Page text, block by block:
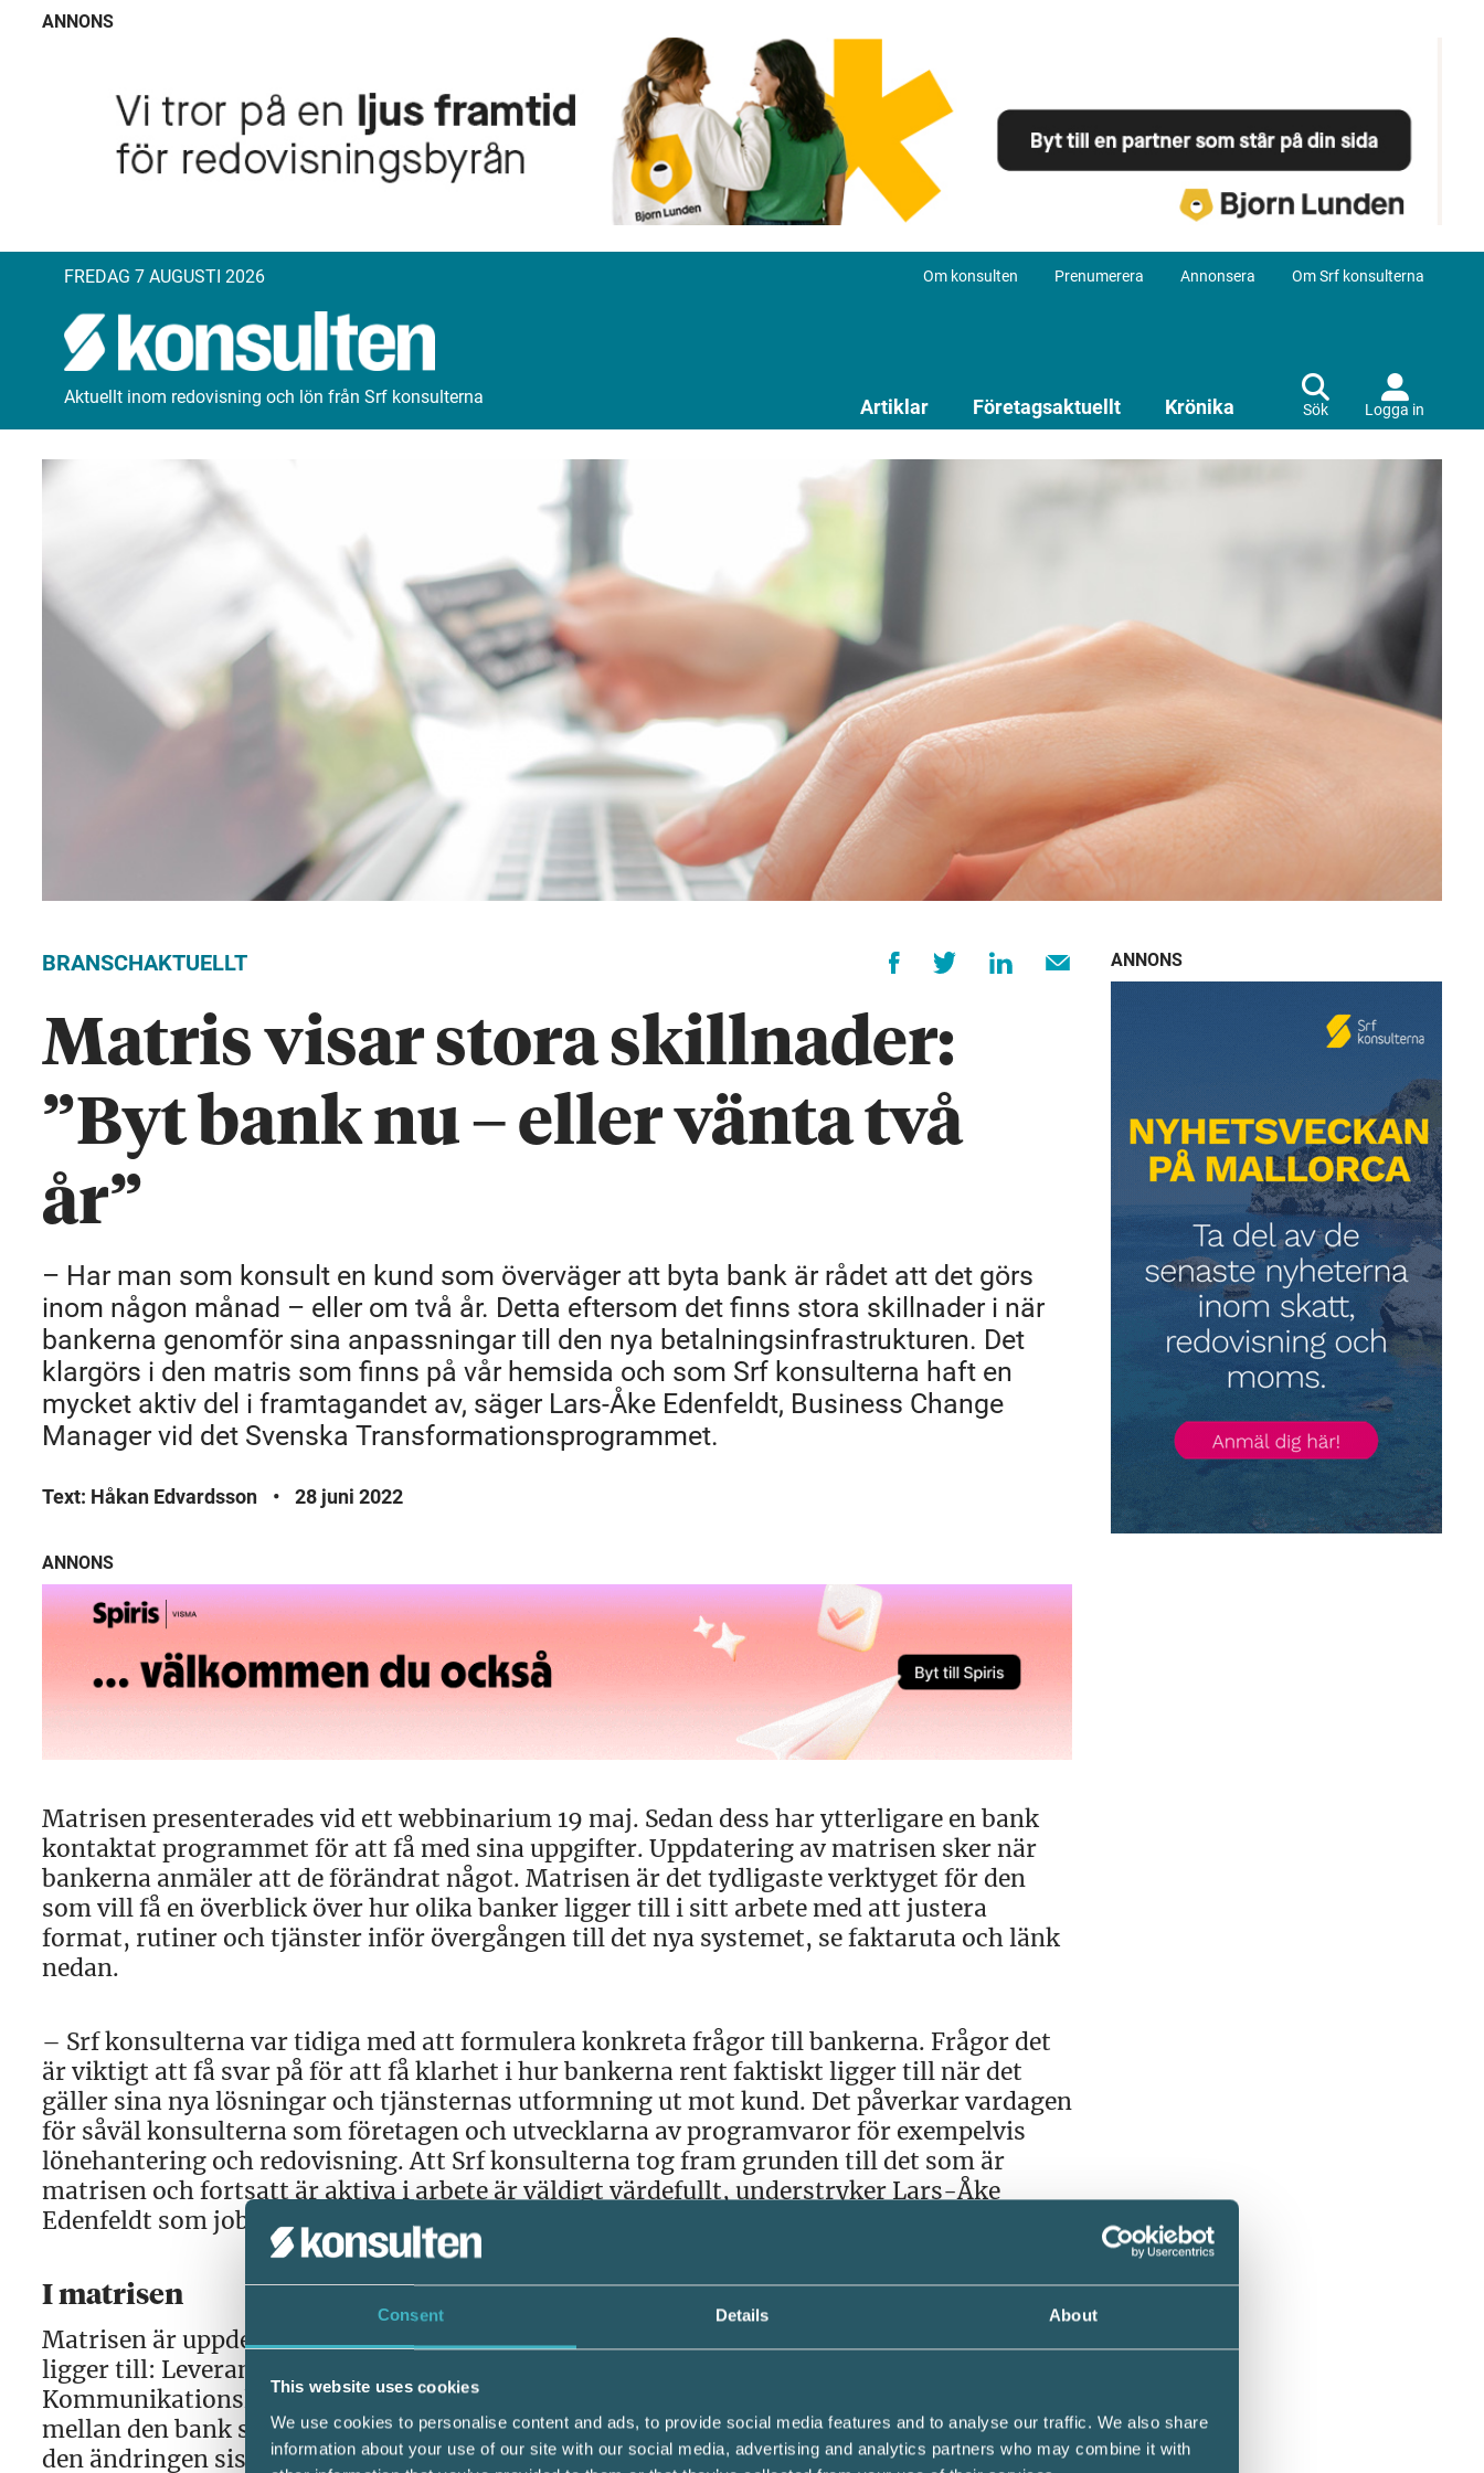
Consent Details About
This website uses cookies
We use cookies to personalise content and ads, to provide social media features and to analyse our traffic. We also share
information about your use of our site with our social media, advertising and analytics partners who may combine it with
ANNONS
FREDAG 7 AUGUSTI 2026 Om konsulten Prenumerera Annonsera Om Srf konsulterna
Aktuellt inom redovisning och lön från Srf konsulterna Artiklar Företagsaktuellt Krönika Sök Logga in
BRANSCHAKTUELLT
Matris visar stora skillnader:
”Byt bank nu – eller vänta två
år”
– Har man som konsult en kund som överväger att byta bank är rådet att det görs
inom någon månad – eller om två år. Detta eftersom det finns stora skillnader i när
bankerna genomför sina anpassningar till den nya betalningsinfrastrukturen. Det
klargörs i den matris som finns på vår hemsida och som Srf konsulterna haft en
mycket aktiv del i framtagandet av, säger Lars-Åke Edenfeldt, Business Change
Manager vid det Svenska Transformationsprogrammet.
Text: Håkan Edvardsson • 28 juni 2022
ANNONS
Matrisen presenterades vid ett webbinarium 19 maj. Sedan dess har ytterligare en bank
kontaktat programmet för att få med sina uppgifter. Uppdatering av matrisen sker när
bankerna anmäler att de förändrat något. Matrisen är det tydligaste verktyget för den
som vill få en överblick över hur olika banker ligger till i sitt arbete med att justera
format, rutiner och tjänster inför övergången till det nya systemet, se faktaruta och länk
nedan.
– Srf konsulterna var tidiga med att formulera konkreta frågor till bankerna. Frågor det
är viktigt att få svar på för att få klarhet i hur bankerna rent faktiskt ligger till när det
gäller sina nya lösningar och tjänsternas utformning ut mot kund. Det påverkar vardagen
för såväl konsulterna som företagen och utvecklarna av programvaror för exempelvis
lönehantering och redovisning. Att Srf konsulterna tog fram grunden till det som är
matrisen och fortsatt är aktiva i arbete är väldigt värdefullt, understryker Lars-Åke
Edenfeldt som jobbat med utveckling av betalningslösningar sedan 1990-taet.
I matrisen
Matrisen är uppdelad i fem underavdelningar där man enkelt kan jämföra hur bankerna
ligger till: Leverantörsbetalningar, Lönebetalningar, Inbetalningar,
Kommunikationslösningar och Format. Exempelvis ser man att det skiljer nio månader
mellan den bank som är först med att införa en tvingade ändring och den bank som gör
den ändringen sist. Några har exempelvis länge arbetat med ISO-filer, ett av framtidens
ANNONS